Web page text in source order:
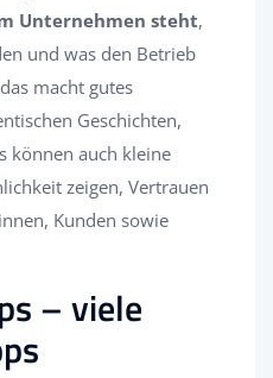
Unternehmen steht,
und was den Betrieb
macht gutes
Geschichten,
können auch kleine
zeigen, Vertrauen
Kunden sowie
– viele